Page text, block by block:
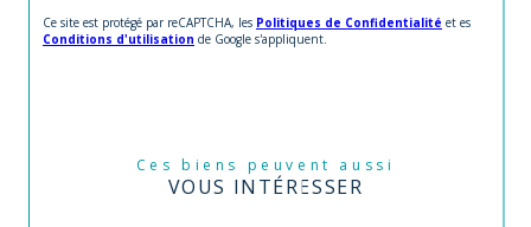
Ce site est protégé par reCAPTCHA, les Politiques de Confidentialité et es
Conditions d'utilisation de Google s'appliquent.
Ces biens peuvent aussi
VOUS INTÉRESSER